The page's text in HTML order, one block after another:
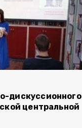
дискуссионного
центральной